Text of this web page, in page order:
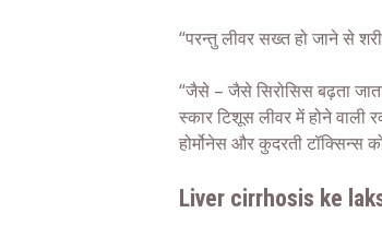
“परन्तु लीवर सख्त हो जाने से
“जैसे – जैसे सिरोसिस बढ़ता
स्कार टिशूस लीवर में होने वाली
होर्मोनेस और कुदरती टॉक्सिन्स
Liver cirrhosis ke